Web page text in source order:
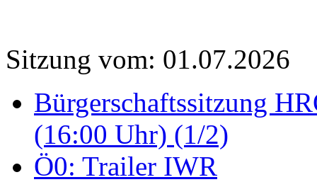
Sitzung vom: 01.07.2026
Bürgerschaftssitzung
(16:00 Uhr) (1/2)
Ö0: Trailer IWR